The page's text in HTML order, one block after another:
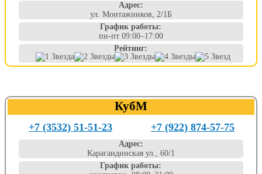
Адрес:
ул. Монтажников, 2/1Б
График работы:
пн-пт 09:00–17:00
Рейтинг:
КубМ
+7 (3532) 51-51-23 +7 (922) 874-57-75
Адрес:
Карагандинская ул., 60/1
График работы: